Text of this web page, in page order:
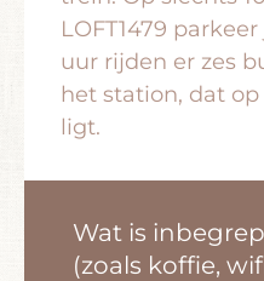
LOFT1479
uur rijden er zes
het station, dat
ligt.
Wat is
(zoals koffie,